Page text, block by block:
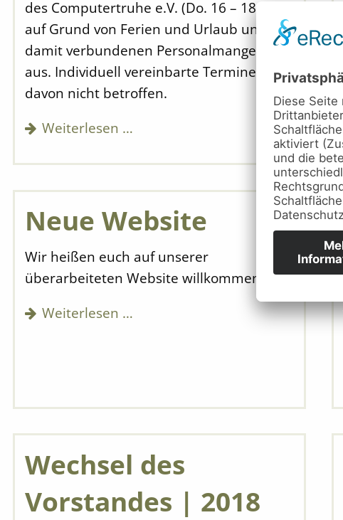
des Computertruhe e.V. (Do. 16 – 18 Uhr)
auf Grund von Ferien und Urlaub und des
damit verbundenen Personalmangels
aus. Individuell vereinbarte Termine sind
davon nicht betroffen.
Weiterlesen …
Neue Website
Wir heißen euch auf unserer
überarbeiteten Website willkommen.
Weiterlesen …
Wechsel des
Vorstandes | 2018